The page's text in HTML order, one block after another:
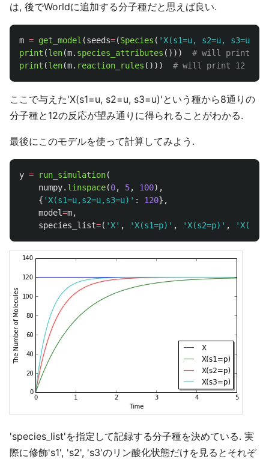
は, 後でWorldに追加する分子種だと思えば良い.
m = get_model (seeds=(Species ( ' X(s1=u, s2=u, s3=u)
print (len(m. species_attributes ()))
print (len(m. reaction_rules ()))
ここで与えた'X(s1=u, s2=u, s3=u)'という種から8通りの
分子種と12の反応が望み通りに得られることがわかる.
最後にこのモデルを使って計算してみよう.
y = run_simulation(
numpy. linspace(0, 5, 100),
{ ' X(s1=u,s2=u,s3=u) ' : 120},
model=m,
species_list=( ' X' , ' X(s1=p) ' , ' X(s2=p) ' , '
'species_list'を指定して記録する分子種を決めている. 実
際に修飾's1', 's2', 's3'のリン酸化状態だけを見るとそれぞ